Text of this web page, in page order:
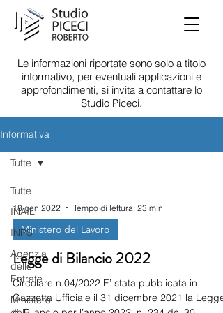
Le informazioni riportate sono solo a titolo
informativo, per eventuali applicazioni e
approfondimenti, si invita a contattare lo
Studio Piceci.
Informativa
Tutte
INAIL
INPS
Agenzia
delle
Entrate
Ministero
Tutte
18 gen 2022 Tempo di lettura: 23 min
Ministero del Lavoro
Legge di Bilancio 2022
Circolare n.04/2022 E’ stata pubblicata in
Gazzetta Ufficiale il 31 dicembre 2021 la Legge